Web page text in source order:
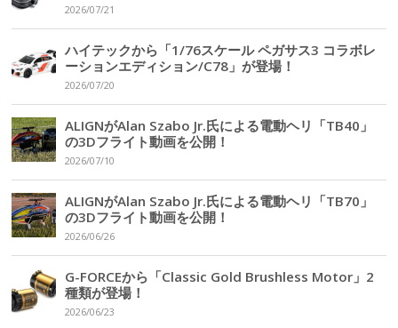
2026/07/21
ハイテックから「1/76スケール ペガサス3 コラボレ
ーションエディション/C78」が登場！
2026/07/20
ALIGNがAlan Szabo Jr.氏による電動ヘリ「TB40」
の3Dフライト動画を公開！
2026/07/10
ALIGNがAlan Szabo Jr.氏による電動ヘリ「TB70」
の3Dフライト動画を公開！
2026/06/26
G-FORCEから「Classic Gold Brushless Motor」2
種類が登場！
2026/06/23